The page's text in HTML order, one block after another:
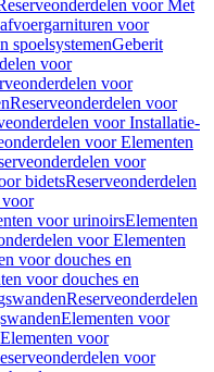
voor Met
voor
spoelsystemenGeberit
voor
voor
Reserveonderdelen voor
voor Installatie-
voor Elementen
voor
bidetsReserveonderdelen
voor
voor urinoirsElementen
voor Elementen
voor douches en
voor douches en
Reserveonderdelen
Elementen voor
voor
voor